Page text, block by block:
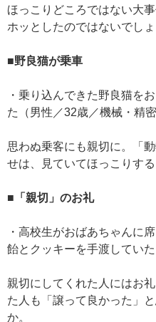
ほっこりどころではない大
ホッとしたのではないでしょ
■野良猫が乗車
・乗り込んできた野良猫を
た（男性／32歳／機械・精密
思わぬ乗客にも親切に。「
せは、見ていてほっこりす
■「親切」のお礼
・高校生がおばあちゃんに
飴とクッキーを手渡してい
親切にしてくれた人にはお
た人も「譲って良かった」
か。